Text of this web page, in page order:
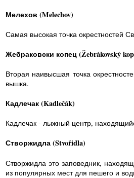
Мелехов (Melechov)
Самая высокая точка окрестностей
Жебраковски копец (Žebrákovský
Вторая наивысшая точка
вышка.
Кадлечак (Kadlečák)
Кадлечак - лыжный центр,
Створжидла (Stvořidla)
Створжидла это заповедник,
из популярных мест для пешего и